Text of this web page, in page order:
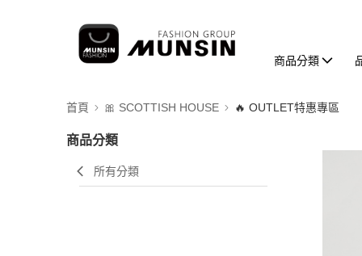
商品分類
首頁 🎀 SCOTTISH HOUSE 🔥 OUTLET特惠專區
商品分類
所有分類